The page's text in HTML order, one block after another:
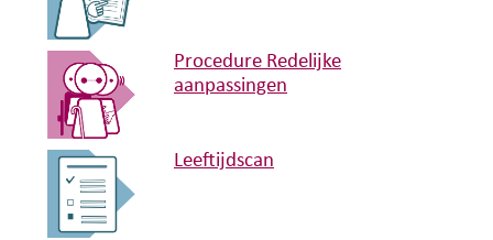
Procedure Redelijke
aanpassingen
Leeftijdscan